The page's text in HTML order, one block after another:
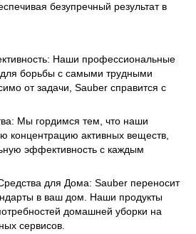
безупречный результат в
Наши профессиональные
борьбы с самыми трудными
от задачи, Sauber справится с
Мы гордимся тем, что наши
концентрацию активных веществ,
эффективность с каждым
для Дома: Sauber переносит
в ваш дом. Наши продукты
домашней уборки на
сервисов.